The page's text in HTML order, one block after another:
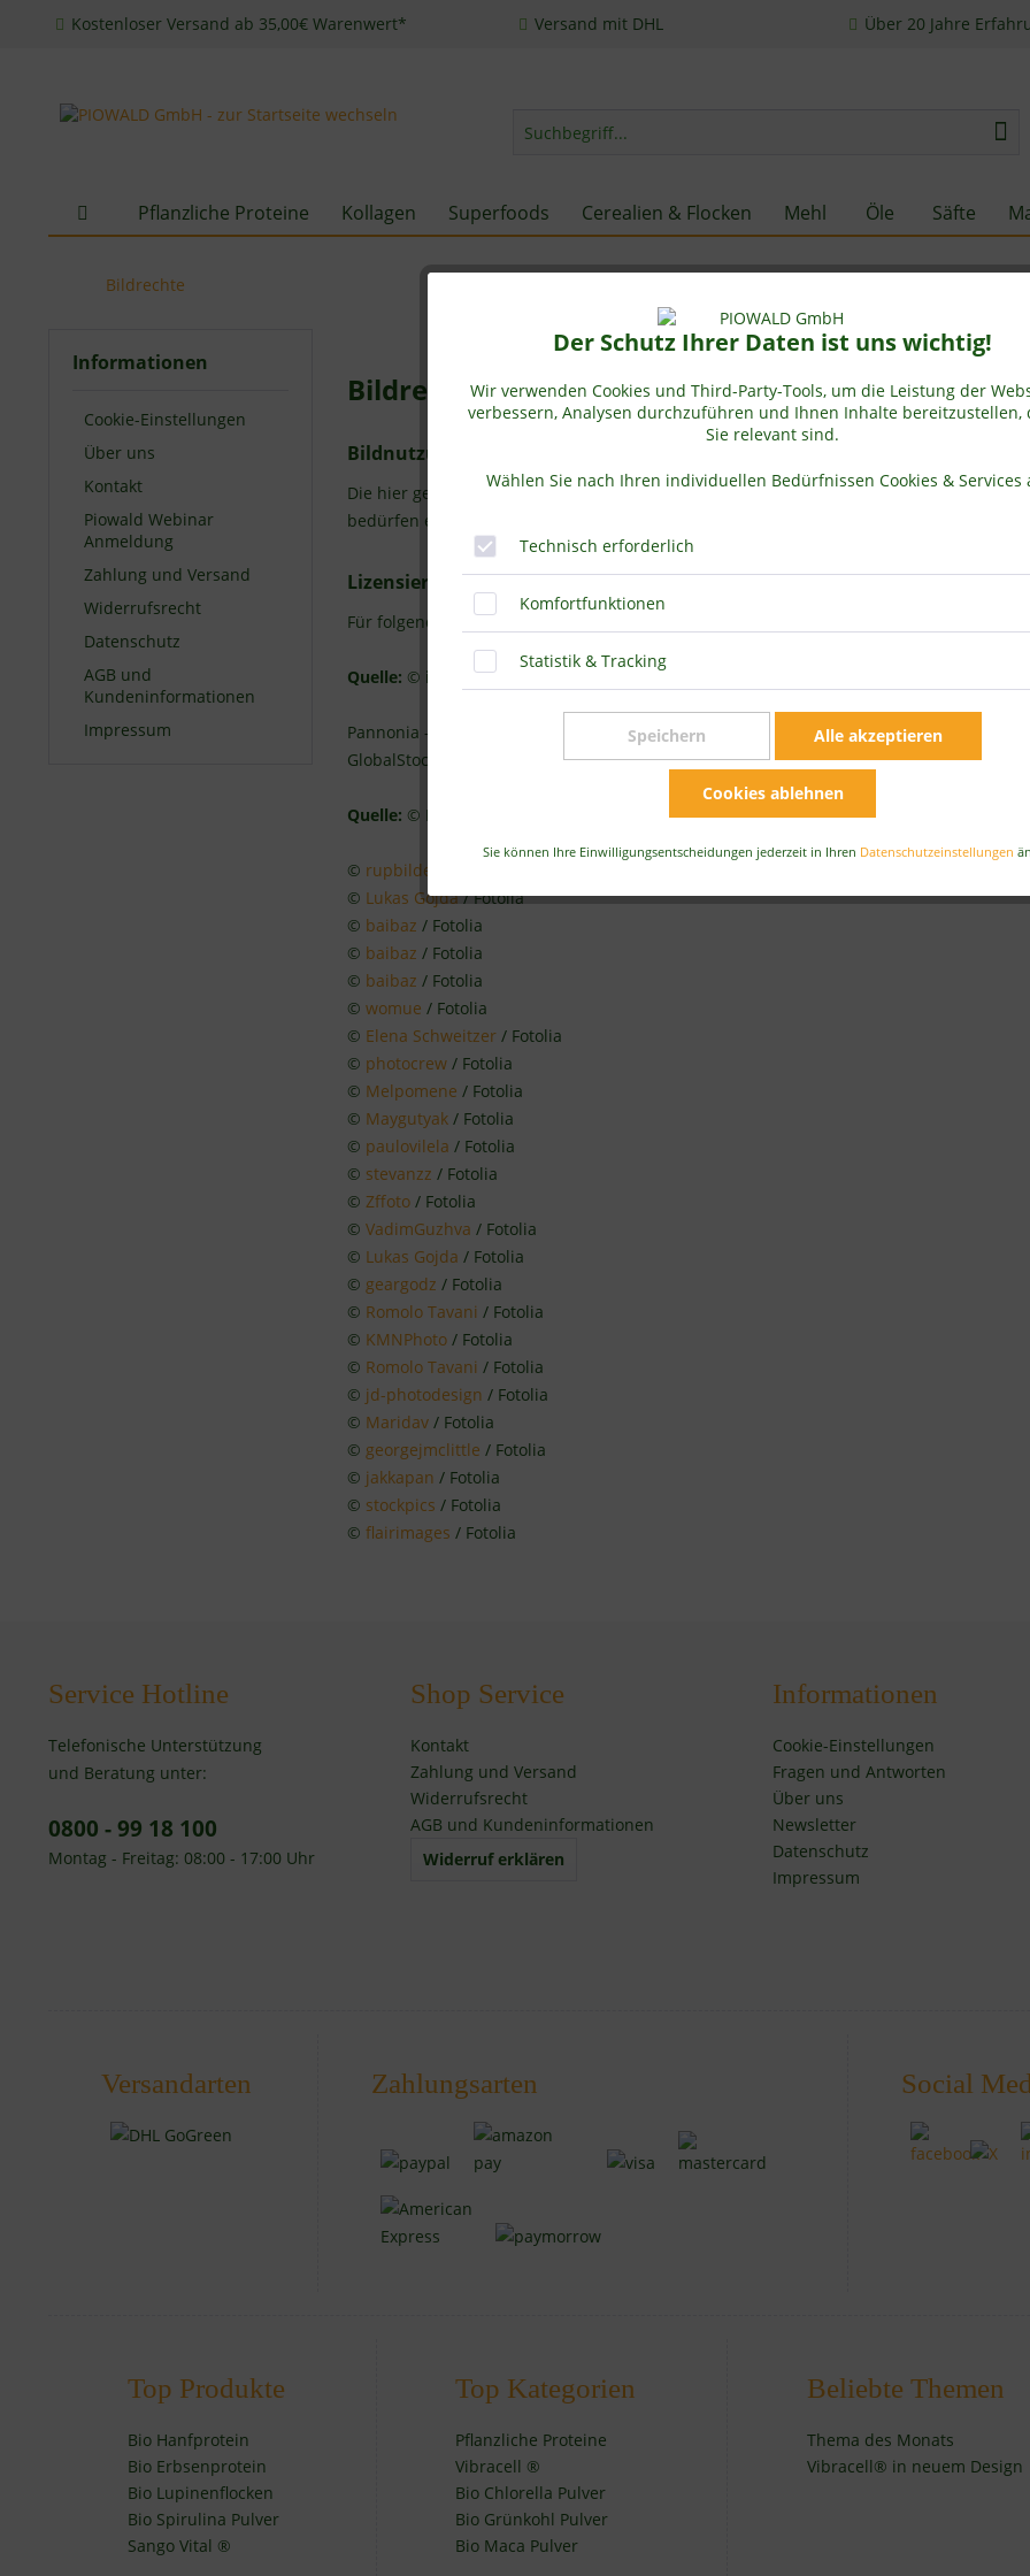
Kostenloser Versand ab 35,00€ Warenwert* Versand mit DHL Über 20 Jahre
Pflanzliche Proteine Kollagen Superfoods Cerealien & Flocken Mehl Öle Säfte
Der Schutz Ihrer Daten ist uns wichtig!
Wir verwenden Cookies und Third-Party-Tools, um die Leistung der
verbessern, Analysen durchzuführen und Ihnen Inhalte bereitzustellen,
Sie relevant sind.
Wählen Sie nach Ihren individuellen Bedürfnissen Cookies & Services
Technisch erforderlich
Komfortfunktionen
Statistik & Tracking
Speichern Alle akzeptieren
Cookies ablehnen
Sie können Ihre Einwilligungsentscheidungen jederzeit in Ihren Datenschutzeinstellungen
Bildrechte
Informationen
Cookie-Einstellungen
Über uns
Kontakt
Piowald Webinar
Anmeldung
Zahlung und Versand
Widerrufsrecht
Datenschutz
AGB und
Kundeninformationen
Impressum
Bildrechte
Bildnutzung
Die hier genutzten Fotos sind urheberrechtlich geschützt. Speicherung, Verbreitung
bedürfen eines schriftlichen Antrags auf Nutzungsgenehmigung an den Urheber.
Lizensierte Bilder
Für folgendes Bildmaterial haben wir Lizenzen erworben:
Quelle: © iStockphoto.com
Pannonia -
GlobalStock -
Quelle: © Fotolia
© rupbilder
© Lukas Gojda/ Fotolia
© baibaz / Fotolia
© baibaz / Fotolia
© baibaz / Fotolia
© womue / Fotolia
© Elena Schweitzer / Fotolia
© photocrew / Fotolia
© Melpomene / Fotolia
© Maygutyak / Fotolia
© paulovilela / Fotolia
© stevanzz / Fotolia
© Zffoto / Fotolia
© VadimGuzhva / Fotolia
© Lukas Gojda / Fotolia
© geargodz / Fotolia
© Romolo Tavani / Fotolia
© KMNPhoto / Fotolia
© Romolo Tavani / Fotolia
© jd-photodesign / Fotolia
© Maridav / Fotolia
© georgejmclittle / Fotolia
© jakkapan / Fotolia
© stockpics / Fotolia
© flairimages / Fotolia
Service Hotline
Telefonische Unterstützung
und Beratung unter:
0800 - 99 18 100
Montag - Freitag: 08:00 - 17:00 Uhr
Shop Service
Kontakt
Zahlung und Versand
Widerrufsrecht
AGB und Kundeninformationen
Widerruf erklären
Informationen
Cookie-Einstellungen
Fragen und Antworten
Über uns
Newsletter
Datenschutz
Impressum
Versandarten Zahlungsarten Social
Top Produkte
Bio Hanfprotein
Bio Erbsenprotein
Bio Lupinenflocken
Bio Spirulina Pulver
Sango Vital ®
Top Kategorien
Pflanzliche Proteine
Vibracell ®
Bio Chlorella Pulver
Bio Grünkohl Pulver
Bio Maca Pulver
Beliebte Themen
Thema des Monats
Vibracell® in neuem Design